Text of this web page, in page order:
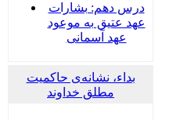
درس دهم: بشارات
عهد عتیق به موعود
عهد آسمانی
بداء، نشانه‌ی حاکمیت
مطلق خداوند